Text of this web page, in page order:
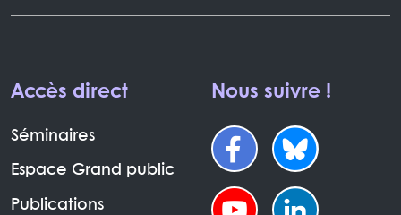
Accès direct
Séminaires
Espace Grand public
Publications
Nous suivre !